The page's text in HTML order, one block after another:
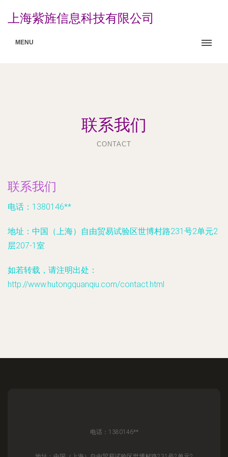
上海紫旌信息科技有限公司
MENU
联系我们
CONTACT
联系我们
电话：1380146**
地址：中国（上海）自由贸易试验区世博村路231号2单元2
层207-1室
如若转载，请注明出处：
http://www.hutongquanqiu.com/contact.html
电话：1380146**